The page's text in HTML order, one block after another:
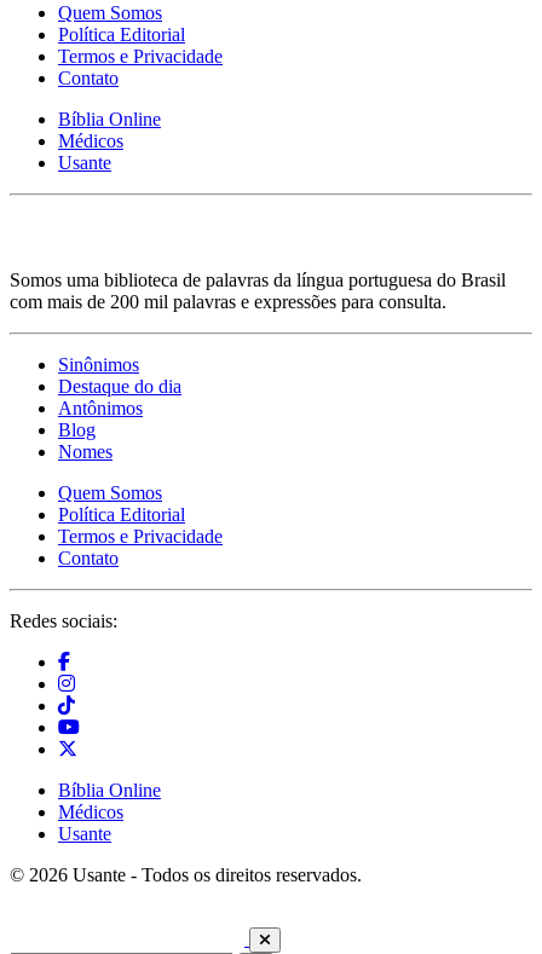
Quem Somos
Política Editorial
Termos e Privacidade
Contato
Bíblia Online
Médicos
Usante
Somos uma biblioteca de palavras da língua portuguesa do Brasil
com mais de 200 mil palavras e expressões para consulta.
Sinônimos
Destaque do dia
Antônimos
Blog
Nomes
Quem Somos
Política Editorial
Termos e Privacidade
Contato
Redes sociais:
Bíblia Online
Médicos
Usante
© 2026 Usante - Todos os direitos reservados.